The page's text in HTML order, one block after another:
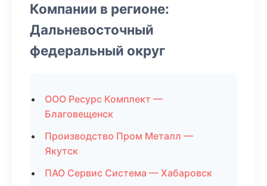
Компании в регионе:
Дальневосточный
федеральный округ
ООО Ресурс Комплект —
Благовещенск
Производство Пром Металл —
Якутск
ПАО Сервис Система — Хабаровск